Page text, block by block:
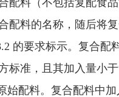
配料（不包括复配食
配料的名称，随后将
的要求标示。复合配
标准，且其加入量小
始配料。 复合配料中加